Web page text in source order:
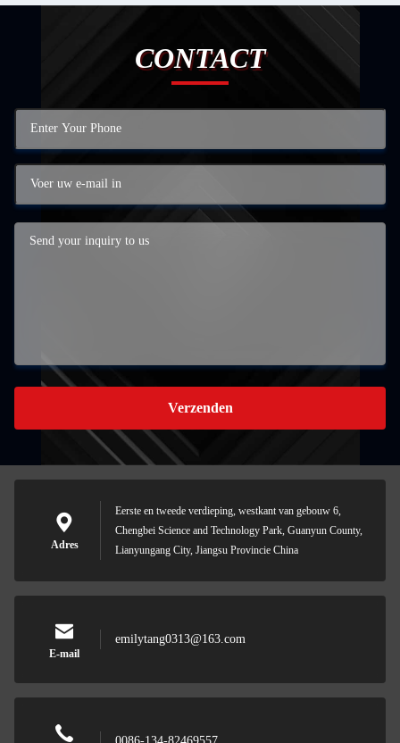
CONTACT
Verzenden
Adres
Eerste en tweede verdieping, westkant van gebouw 6,
Chengbei Science and Technology Park, Guanyun County,
Lianyungang City, Jiangsu Provincie China
E-mail
emilytang0313@163.com